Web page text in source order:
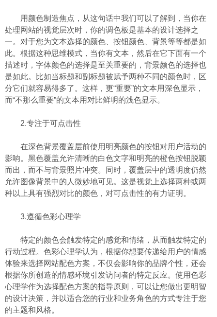
用颜色制造焦点，从这句话中我们可以了解到，当你在
处理网站的视觉层次时，你的调色板是基本的设计选择之
一。对于您为文本选择的颜色、按钮颜色、背景等等都是如
此。根据这种思维模式，当你有文本，然后在它下面有一个
描述时，字体颜色的选择是至关重要的，背景颜色的选择也
是如此。比如当标题和副标题被赋予两种不同的颜色时，区
分它们就容易得多了。这样，更“重要”的文本用深色显示，
而“不那么重要”的文本用对比鲜明的浅色显示。
2.专注于可点击性
在深色背景覆盖层前使用明亮颜色的按钮对用户活动的
影响。黑色覆盖允许清晰的白色文字和明亮的橙色按钮脱颖
而出，而不与背景照片冲突。同时，覆盖层中的透明度仍然
允许图像背景中的人微妙地可见。这是视觉上选择两种或两
种以上具有强烈对比的颜色，对可点击性的有力证明。
3.遵循色彩心理学
特定的颜色会触发特定的感觉和情绪，从而触发特定的
行动过程。色彩心理学认为，根据你想要传递给用户的情感
体验来选择网站配色方案，不仅会影响你的品牌个性，还会
根据你所创造的情感环境引发访问者的特定反应。使用色彩
心理学作为选择配色方案的指导原则，可以让您做出更明智
的设计决策，并以适合您的行业和业务角色的方式专注于您
的主题和风格。